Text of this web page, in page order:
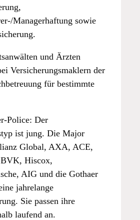
Managerhaftung sowie
und Ärzten
Versicherungsmaklern der
für bestimmte
Police: Der
ist jung. Die Major
Global, AXA, ACE,
Hiscox,
AIG und die Gothaer
jahrelange
Sie passen ihre
laufend an.